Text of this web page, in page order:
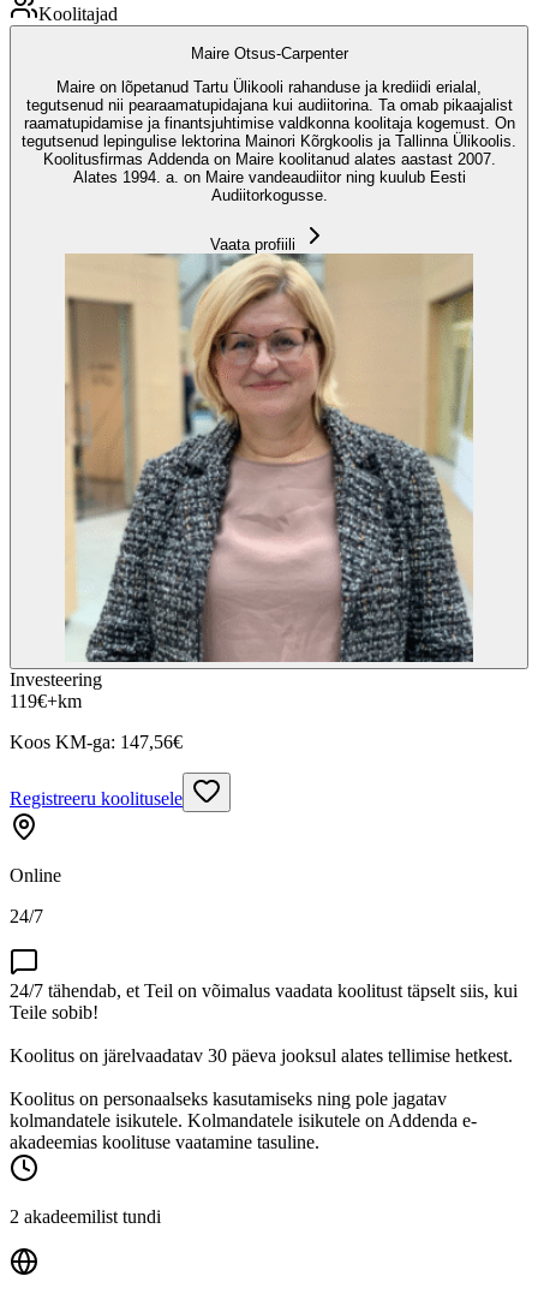
Koolitajad
Maire Otsus-Carpenter
Maire on lõpetanud Tartu Ülikooli rahanduse ja krediidi erialal,
tegutsenud nii pearaamatupidajana kui audiitorina. Ta omab pikaajalist
raamatupidamise ja finantsjuhtimise valdkonna koolitaja kogemust. On
tegutsenud lepingulise lektorina Mainori Kõrgkoolis ja Tallinna Ülikoolis.
Koolitusfirmas Addenda on Maire koolitanud alates aastast 2007.
Alates 1994. a. on Maire vandeaudiitor ning kuulub Eesti
Audiitorkogusse.
Vaata profiili
Investeering
119€+km
Koos KM-ga: 147,56€
Registreeru koolitusele
Online
24/7
24/7 tähendab, et Teil on võimalus vaadata koolitust täpselt siis, kui
Teile sobib!
Koolitus on järelvaadatav 30 päeva jooksul alates tellimise hetkest.
Koolitus on personaalseks kasutamiseks ning pole jagatav
kolmandatele isikutele. Kolmandatele isikutele on Addenda e-
akadeemias koolituse vaatamine tasuline.
2 akadeemilist tundi